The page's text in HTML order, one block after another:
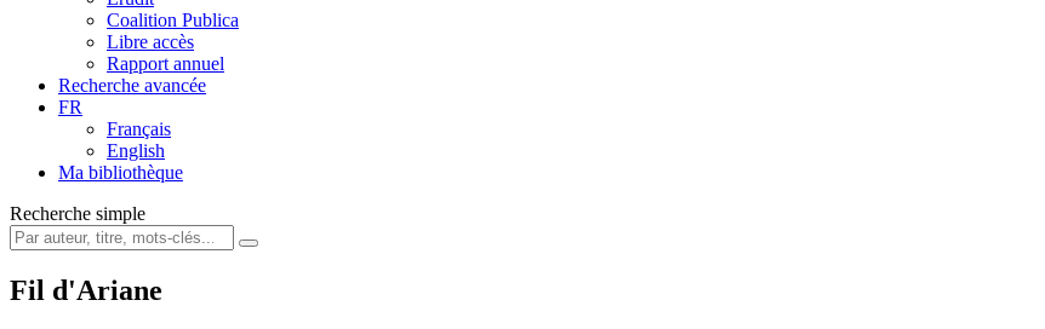
Coalition Publica
Libre accès
Rapport annuel
Recherche avancée
FR
Français
English
Ma bibliothèque
Recherche simple
Fil d'Ariane